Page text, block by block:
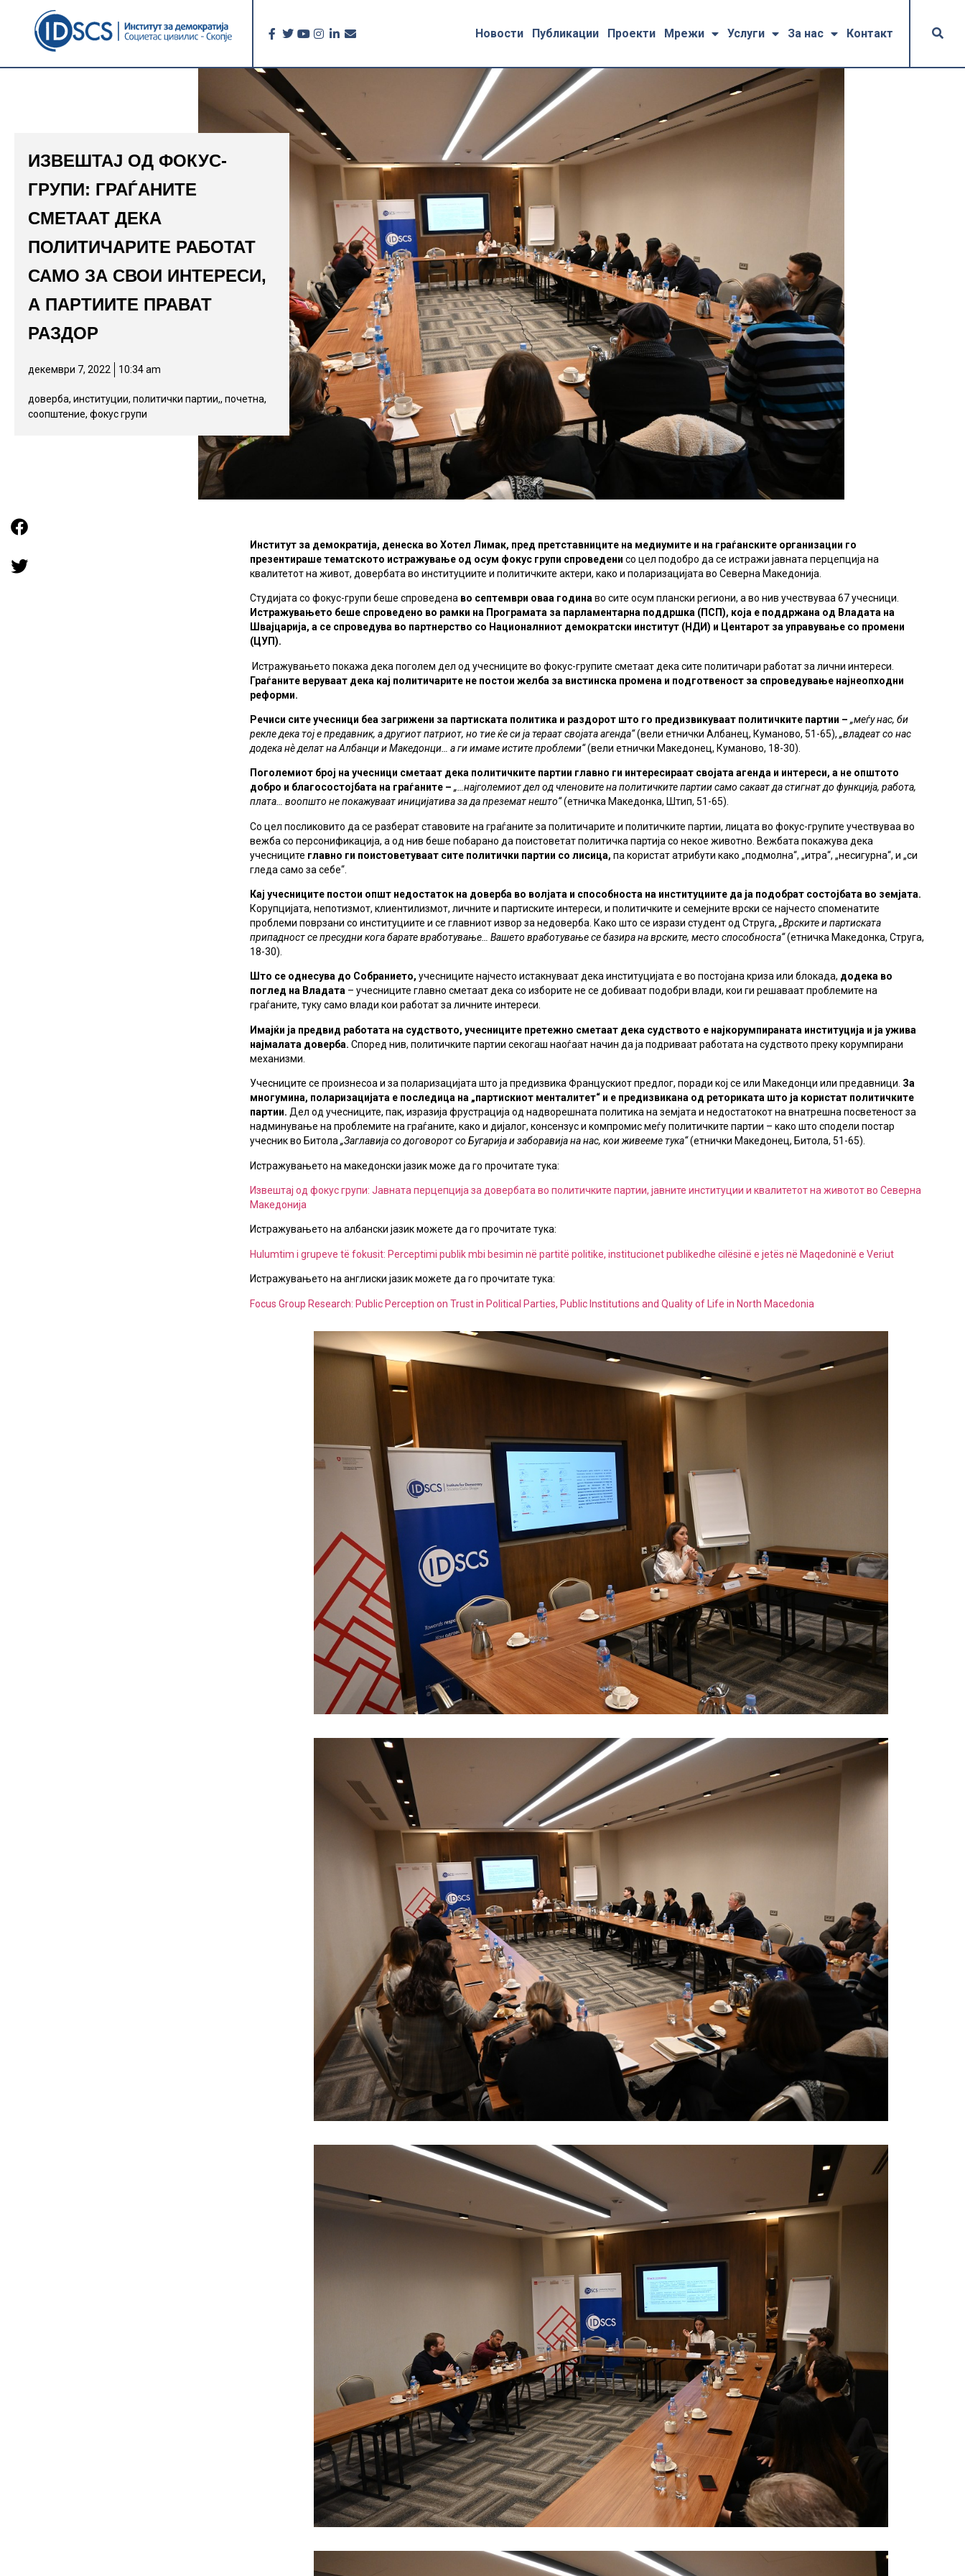
Новости Публикации Проекти Мрежи Услуги За нас Контакт
ИЗВЕШТАЈ ОД ФОКУС-
ГРУПИ: ГРАЃАНИТЕ
СМЕТААТ ДЕКА
ПОЛИТИЧАРИТЕ РАБОТАТ
САМО ЗА СВОИ ИНТЕРЕСИ,
А ПАРТИИТЕ ПРАВАТ
РАЗДОР
декември 7, 2022 10:34 am
доверба,институции,политички партии,,почетна,
соопштение,фокус групи
Институт за демократија, денеска во Хотел Лимак, пред претставниците на медиумите и на граѓанските организации го
презентираше тематското истражување од осум фокус групи спроведенисо цел подобро да се истражи јавната перцепција на
квалитетот на живот, довербата во институциите и политичките актери, како и поларизацијата во Северна Македонија.
Студијата со фокус-групи беше спроведена во септември оваа година во сите осум плански региони, а во нив учествуваа 67 учесници.
Истражувањето беше спроведено во рамки на Програмата за парламентарна поддршка (ПСП), која е поддржана од Владата на
Швајцарија, а се спроведува во партнерство со Националниот демократски институт (НДИ) и Центарот за управување со промени
(ЦУП).
Истражувањето покажа дека поголем дел од учесниците во фокус-групите сметаат дека сите политичари работат за лични интереси.
Граѓаните веруваат дека кај политичарите не постои желба за вистинска промена и подготвеност за спроведување најнеопходни
реформи.
Речиси сите учесници беа загрижени за партиската политика и раздорот што го предизвикуваат политичките партии –„меѓу нас, би
рекле дека тој е предавник, а другиот патриот, но тие ќе си ја тераат својата агенда“(вели етнички Албанец, Куманово, 51-65),„владеат со нас
додека нѐ делат на Албанци и Македонци… а ги имаме истите проблеми“(вели етнички Македонец, Куманово, 18-30).
Поголемиот број на учесници сметаат дека политичките партии главно ги интересираат својата агенда и интереси, а не општото
добро и благосостојбата на граѓаните – „…најголемиот дел од членовите на политичките партии само сакаат да стигнат до функција, работа,
плата… воопшто не покажуваат иницијатива за да преземат нешто“(етничка Македонка, Штип, 51-65).
Со цел посликовито да се разберат ставовите на граѓаните за политичарите и политичките партии, лицата во фокус-групите учествуваа во
вежба со персонификација, а од нив беше побарано да поистоветат политичка партија со некое животно. Вежбата покажува дека
учесниците главно ги поистоветуваат сите политички партии со лисица, па користат атрибути како „подмолна“, „итра“, „несигурна“, и „си
гледа само за себе“.
Кај учесниците постои општ недостаток на доверба во волјата и способноста на институциите да ја подобрат состојбата во земјата.
Корупцијата, непотизмот, клиентилизмот, личните и партиските интереси, и политичките и семејните врски се најчесто споменатите
проблеми поврзани со институциите и се главниот извор за недоверба. Како што се изрази студент од Струга,„Врските и партиската
припадност се пресудни кога барате вработување… Вашето вработување се базира на врските, место способноста“(етничка Македонка, Струга,
18-30).
Што се однесува до Собранието, учесниците најчесто истакнуваат дека институцијата е во постојана криза или блокада, додека во
поглед на Владата – учесниците главно сметаат дека со изборите не се добиваат подобри влади, кои ги решаваат проблемите на
граѓаните, туку само влади кои работат за личните интереси.
Имајќи ја предвид работата на судството, учесниците претежно сметаат дека судството е најкорумпиранaтa институција и ја ужива
најмалата доверба. Според нив, политичките партии секогаш наоѓаат начин да ја подриваат работата на судството преку корумпирани
механизми.
Учесниците се произнесоа и за поларизацијата што ја предизвика Францускиот предлог, поради кој се или Македонци или предавници. За
многумина, поларизацијата е последица на „партискиот менталитет“ и е предизвикана од реториката што ја користат политичките
партии. Дел од учесниците, пак, изразија фрустрација од надворешната политика на земјата и недостатокот на внатрешна посветеност за
надминување на проблемите на граѓаните, како и дијалог, консензус и компромис меѓу политичките партии – како што сподели постар
учесник во Битола„Заглавија со договорот со Бугарија и заборавија на нас, кои живееме тука“(етнички Македонец, Битола, 51-65).
Истражувањето на македонски јазик може да го прочитате тука:
Извештај од фокус групи: Јавната перцепција за довербата во политичките партии, јавните институции и квалитетот на животот во Северна
Македонија
Истражувањето на албански јазик можете да го прочитате тука:
Hulumtim i grupeve tё fokusit: Perceptimi publik mbi besimin nё partitё politike, institucionet publikedhe cilёsinё e jetёs nё Maqedoninё e Veriut
Истражувањето на англиски јазик можете да го прочитате тука:
Focus Group Research: Public Perception on Trust in Political Parties, Public Institutions and Quality of Life in North Macedonia